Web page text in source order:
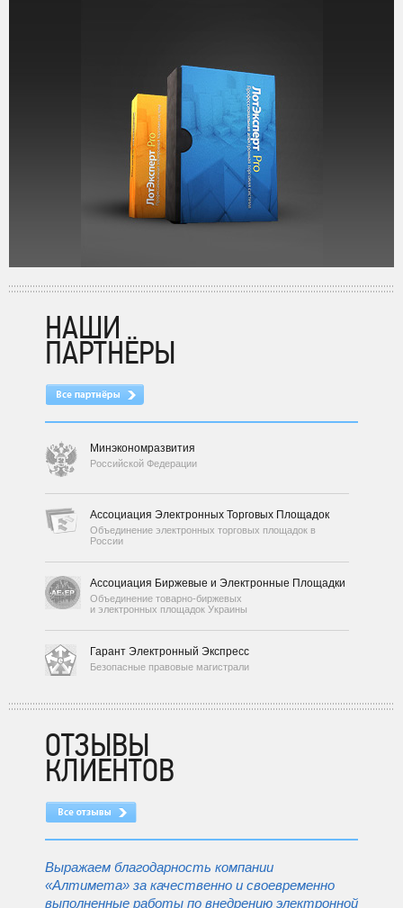
НАШИ
ПАРТНЁРЫ
Минэкономразвития
Российской Федерации
Ассоциация Электронных Торговых Площадок
Объединение электронных торговых площадок в
России
Ассоциация Биржевые и Электронные Площадки
Объединение товарно-биржевых
и электронных площадок Украины
Гарант Электронный Экспресс
Безопасные правовые магистрали
ОТЗЫВЫ
КЛИЕНТОВ
Выражаем благодарность компании
«Алтимета» за качественно и своевременно
выполненные работы по внедрению электронной